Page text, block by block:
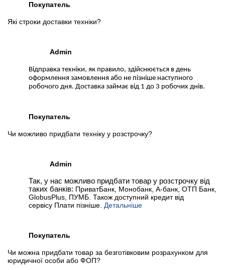
Покупатель
Які строки доставки техніки?
Admin
Відправка техніки, як правило, здійснюється в день
оформлення замовлення або не пізніше наступного
робочого дня. Доставка займає від 1 до 3 робочих днів.
Покупатель
Чи можливо придбати техніку у розстрочку?
Admin
Так, у нас можливо придбати товар у розстрочку від
таких банків: ПриватБанк, Монобанк, А-банк, ОТП Банк,
GlobusPlus, ПУМБ. Також доступний кредит від
сервісу Плати пізніше. Детальніше
Покупатель
Чи можна придбати товар за безготівковим розрахунком для
юридичної особи або ФОП?